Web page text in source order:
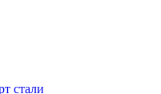
стали